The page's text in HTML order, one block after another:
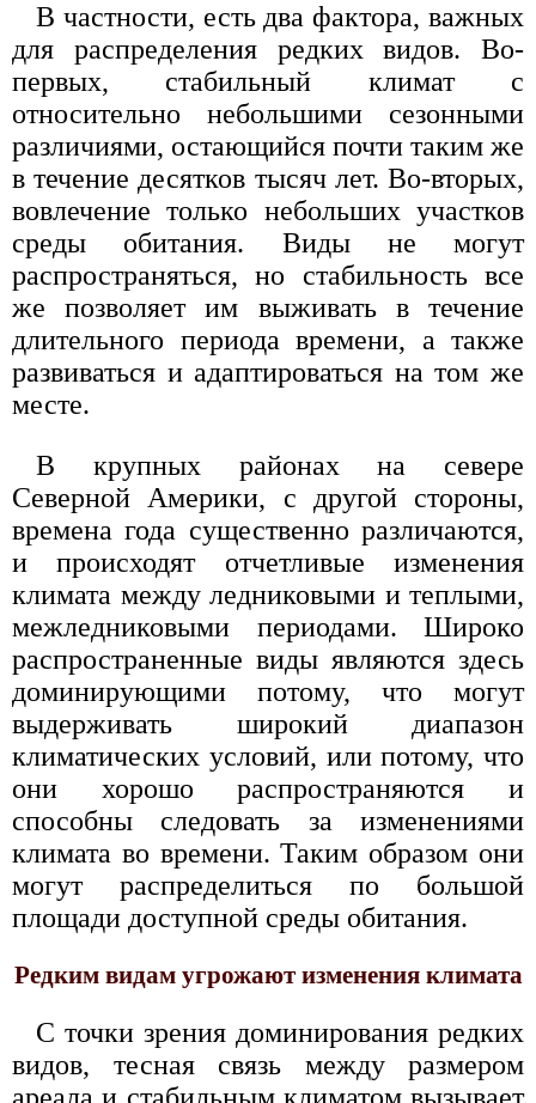
В частности, есть два фактора, важных
для распределения редких видов. Во-
первых, стабильный климат с
относительно небольшими сезонными
различиями, остающийся почти таким же
в течение десятков тысяч лет. Во-вторых,
вовлечение только небольших участков
среды обитания. Виды не могут
распространяться, но стабильность все
же позволяет им выживать в течение
длительного периода времени, а также
развиваться и адаптироваться на том же
месте.
В крупных районах на севере
Северной Америки, с другой стороны,
времена года существенно различаются,
и происходят отчетливые изменения
климата между ледниковыми и теплыми,
межледниковыми периодами. Широко
распространенные виды являются здесь
доминирующими потому, что могут
выдерживать широкий диапазон
климатических условий, или потому, что
они хорошо распространяются и
способны следовать за изменениями
климата во времени. Таким образом они
могут распределиться по большой
площади доступной среды обитания.
Редким видам угрожают изменения климата
С точки зрения доминирования редких
видов, тесная связь между размером